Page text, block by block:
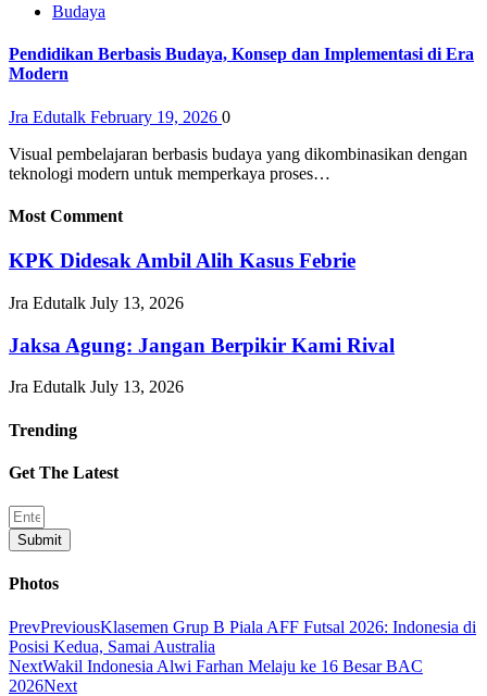
Budaya
Pendidikan Berbasis Budaya, Konsep dan Implementasi di Era
Modern
Jra Edutalk February 19, 2026 0
Visual pembelajaran berbasis budaya yang dikombinasikan dengan
teknologi modern untuk memperkaya proses…
Most Comment
KPK Didesak Ambil Alih Kasus Febrie
Jra Edutalk July 13, 2026
Jaksa Agung: Jangan Berpikir Kami Rival
Jra Edutalk July 13, 2026
Trending
Get The Latest
Submit
Photos
PrevPreviousKlasemen Grup B Piala AFF Futsal 2026: Indonesia di
Posisi Kedua, Samai Australia
NextWakil Indonesia Alwi Farhan Melaju ke 16 Besar BAC
2026Next